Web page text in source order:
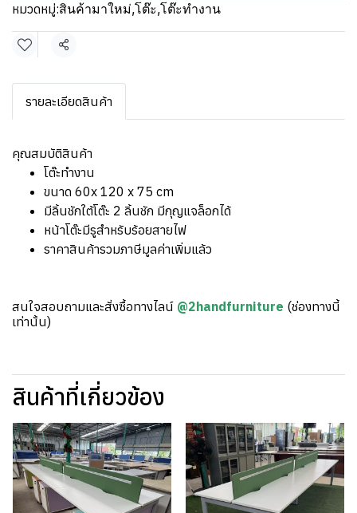
หมวดหมู่:สินค้ามาใหม่,โต๊ะ,โต๊ะทำงาน
แชร์
รายละเอียดสินค้า
คุณสมบัติสินค้า
โต๊ะทำงาน
ขนาด 60x 120 x 75 cm
มีลิ้นชักใต้โต๊ะ 2 ลิ้นชัก มีกุญแจล็อกได้
หน้าโต๊ะมีรูสำหรับร้อยสายไฟ
ราคาสินค้ารวมภาษีมูลค่าเพิ่มแล้ว
สนใจสอบถามและสั่งซื้อทางไลน์ @2handfurniture (ช่องทางนี้
เท่านั้น)
สินค้าที่เกี่ยวข้อง